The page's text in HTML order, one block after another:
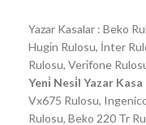
Yazar Kasalar : Beko
Hugi̇n Rulosu, İnter
Rulosu, Veri̇fone
Yeni̇ Nesi̇l Yazar Kasa
Vx675 Rulosu,
Rulosu, Beko 220 Tr